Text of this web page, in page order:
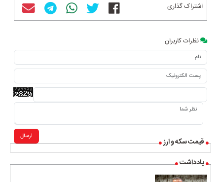
قیمت سکه و ارز
یادداشت
اشتراک گذاری
نظرات کاربران
ارسال